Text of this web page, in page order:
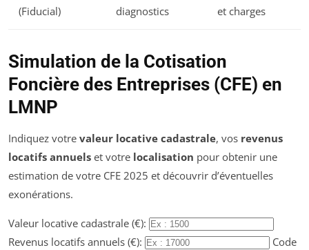
(Fiducial)
diagnostics
et charges
Simulation de la Cotisation
Foncière des Entreprises (CFE) en
LMNP
Indiquez votre valeur locative cadastrale, vos revenus
locatifs annuels et votre localisation pour obtenir une
estimation de votre CFE 2025 et découvrir d’éventuelles
exonérations.
Valeur locative cadastrale (€):
Revenus locatifs annuels (€):
Code